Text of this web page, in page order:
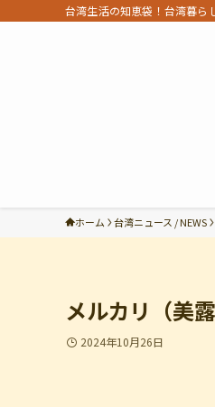
台湾生活の知恵袋！台湾暮ら
ホーム 台湾ニュース / NEWS
メルカリ（美
2024年10月26日